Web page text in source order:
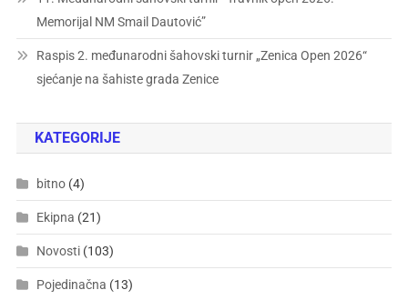
Memorijal NM Smail Dautović”
Raspis 2. međunarodni šahovski turnir „Zenica Open 2026“
sjećanje na šahiste grada Zenice
KATEGORIJE
bitno(4)
Ekipna (21)
Novosti(103)
Pojedinačna (13)